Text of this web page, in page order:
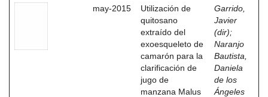
may-2015
Utilización de
quitosano
extraído del
exoesqueleto de
camarón para la
clarificación de
jugo de
manzana Malus
Garrido,
Javier
(dir);
Naranjo
Bautista,
Daniela
de los
Ángeles